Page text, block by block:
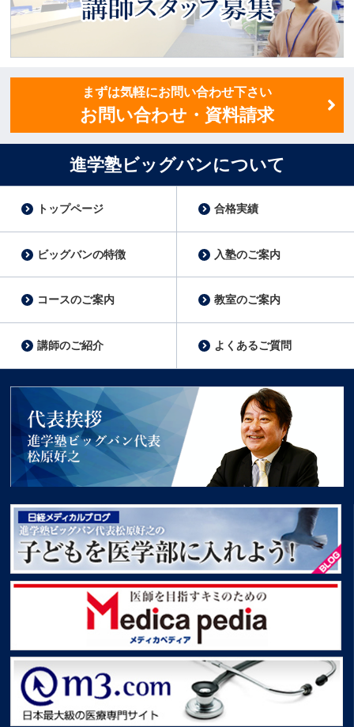
まずは気軽にお問い合わせ下さい
お問い合わせ・資料請求
子どもを医学部に入れよう！
Medica pedia
進学塾ビッグバンについて
トップページ 合格実績
ビッグバンの特徴 入塾のご案内
コースのご案内 教室のご案内
講師のご紹介 よくあるご質問